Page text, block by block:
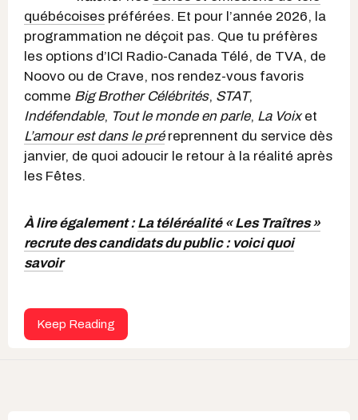
québécoises préférées. Et pour l’année 2026, la
programmation ne déçoit pas. Que tu préfères
les options d’ICI Radio-Canada Télé, de TVA, de
Noovo ou de Crave, nos rendez-vous favoris
comme Big Brother Célébrités, STAT,
Indéfendable, Tout le monde en parle, La Voixet
L’amour est dans le préreprennent du service dès
janvier, de quoi adoucir le retour à la réalité après
les Fêtes.
À lire également :La téléréalité « Les Traîtres »
recrute des candidats du public : voici quoi
savoir
Keep Reading